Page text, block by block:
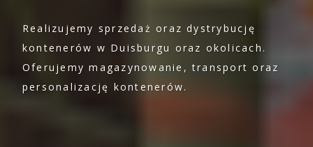
Realizujemy sprzedaż oraz dystrybucję
kontenerów w Duisburgu oraz okolicach.
Oferujemy magazynowanie, transport oraz
personalizację kontenerów.